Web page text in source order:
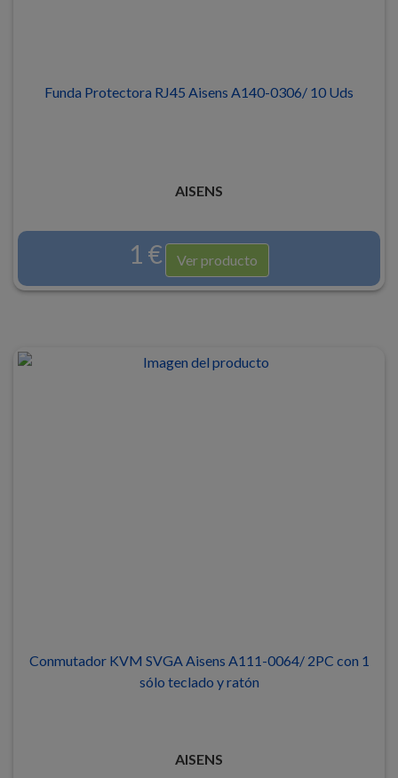
Funda Protectora RJ45 Aisens A140-0306/ 10 Uds
AISENS
1 € Ver producto
Conmutador KVM SVGA Aisens A111-0064/ 2PC con 1
sólo teclado y ratón
AISENS